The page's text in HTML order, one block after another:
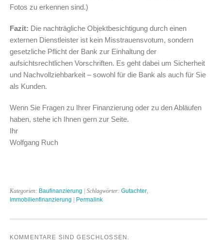
Fotos zu erkennen sind.)
Fazit: Die nachträgliche Objektbesichtigung durch einen
externen Dienstleister ist kein Misstrauensvotum, sondern
gesetzliche Pflicht der Bank zur Einhaltung der
aufsichtsrechtlichen Vorschriften. Es geht dabei um Sicherheit
und Nachvollziehbarkeit – sowohl für die Bank als auch für Sie
als Kunden.
Wenn Sie Fragen zu Ihrer Finanzierung oder zu den Abläufen
haben, stehe ich Ihnen gern zur Seite.
Ihr
Wolfgang Ruch
Kategorien: Baufinanzierung | Schlagwörter: Gutachter
Immobilienfinanzierung | Permalink
KOMMENTARE SIND GESCHLOSSEN.